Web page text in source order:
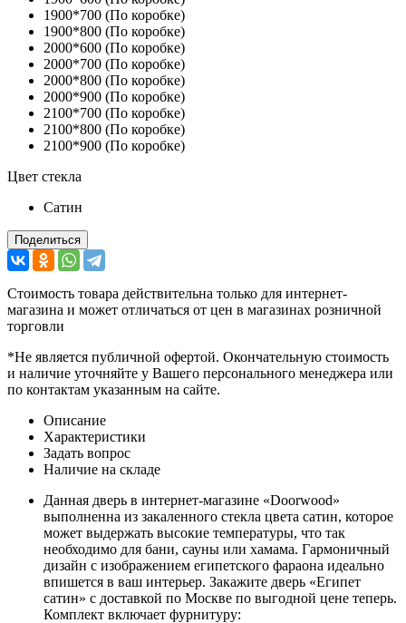
1900*700 (По коробке)
1900*800 (По коробке)
2000*600 (По коробке)
2000*700 (По коробке)
2000*800 (По коробке)
2000*900 (По коробке)
2100*700 (По коробке)
2100*800 (По коробке)
2100*900 (По коробке)
Цвет стекла
Сатин
Поделиться
Стоимость товара действительна только для интернет-
магазина и может отличаться от цен в магазинах розничной
торговли
*Не является публичной офертой. Окончательную стоимость
и наличие уточняйте у Вашего персонального менеджера или
по контактам указанным на сайте.
Описание
Характеристики
Задать вопрос
Наличие на складе
Данная дверь в интернет-магазине «Doorwood»
выполненна из закаленного стекла цвета сатин, которое
может выдержать высокие температуры, что так
необходимо для бани, сауны или хамама. Гармоничный
дизайн с изображением египетского фараона идеально
впишется в ваш интерьер. Закажите дверь «Египет
сатин» с доставкой по Москве по выгодной цене теперь.
Комплект включает фурнитуру: